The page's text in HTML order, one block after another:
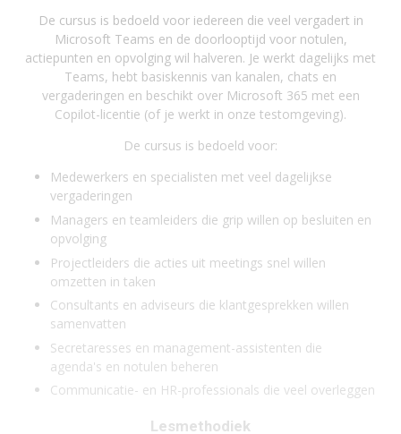
De cursus is bedoeld voor iedereen die veel vergadert in
Microsoft Teams en de doorlooptijd voor notulen,
actiepunten en opvolging wil halveren. Je werkt dagelijks met
Teams, hebt basiskennis van kanalen, chats en
vergaderingen en beschikt over Microsoft 365 met een
Copilot-licentie (of je werkt in onze testomgeving).
De cursus is bedoeld voor:
Medewerkers en specialisten met veel dagelijkse
vergaderingen
Managers en teamleiders die grip willen op besluiten en
opvolging
Projectleiders die acties uit meetings snel willen
omzetten in taken
Consultants en adviseurs die klantgesprekken willen
samenvatten
Secretaresses en management-assistenten die
agenda's en notulen beheren
Communicatie- en HR-professionals die veel overleggen
Lesmethodiek